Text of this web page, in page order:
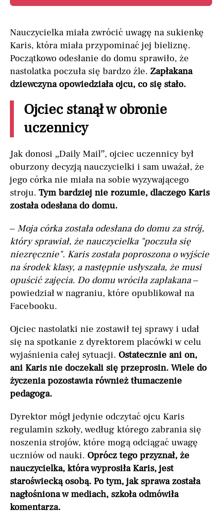
Nauczycielka miała zwrócić uwagę na sukienkę
Karis, która miała przypominać jej bieliznę.
Początkowo odesłanie do domu sprawiło, że
nastolatka poczuła się bardzo źle. Zapłakana
dziewczyna opowiedziała ojcu, co się stało.
Ojciec stanął w obronie
uczennicy
Jak donosi „Daily Mail”, ojciec uczennicy był
oburzony decyzją nauczycielki i sam uważał, że
jego córka nie miała na sobie wyzywającego
stroju. Tym bardziej nie rozumie, dlaczego Karis
została odesłana do domu.
– Moja córka została odesłana do domu za strój,
który sprawiał, że nauczycielka "poczuła się
niezręcznie". Karis została poproszona o wyjście
na środek klasy, a następnie usłyszała, że musi
opuścić zajęcia. Do domu wróciła zapłakana–
powiedział w nagraniu, które opublikował na
Facebooku.
Ojciec nastolatki nie zostawił tej sprawy i udał
się na spotkanie z dyrektorem placówki w celu
wyjaśnienia całej sytuacji. Ostatecznie ani on,
ani Karis nie doczekali się przeprosin. Wiele do
życzenia pozostawia również tłumaczenie
pedagoga.
Dyrektor mógł jedynie odczytać ojcu Karis
regulamin szkoły, według którego zabrania się
noszenia strojów, które mogą odciągać uwagę
uczniów od nauki. Oprócz tego przyznał, że
nauczycielka, która wyprosiła Karis, jest
staroświecką osobą. Po tym, jak sprawa została
nagłośniona w mediach, szkoła odmówiła
komentarza.